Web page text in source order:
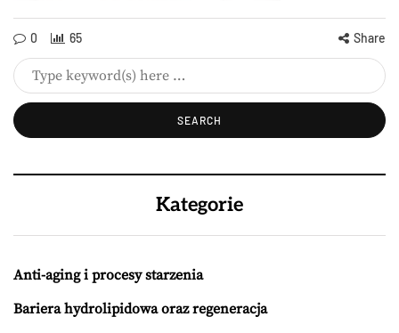
0 65 Share
Kategorie
Anti-aging i procesy starzenia
Bariera hydrolipidowa oraz regeneracja